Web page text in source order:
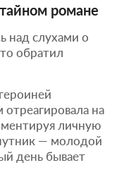
романе
над слухами о
обратил
на
личную
— молодой
день бывает